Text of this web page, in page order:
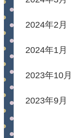
2024年2月
2024年1月
2023年10月
2023年9月